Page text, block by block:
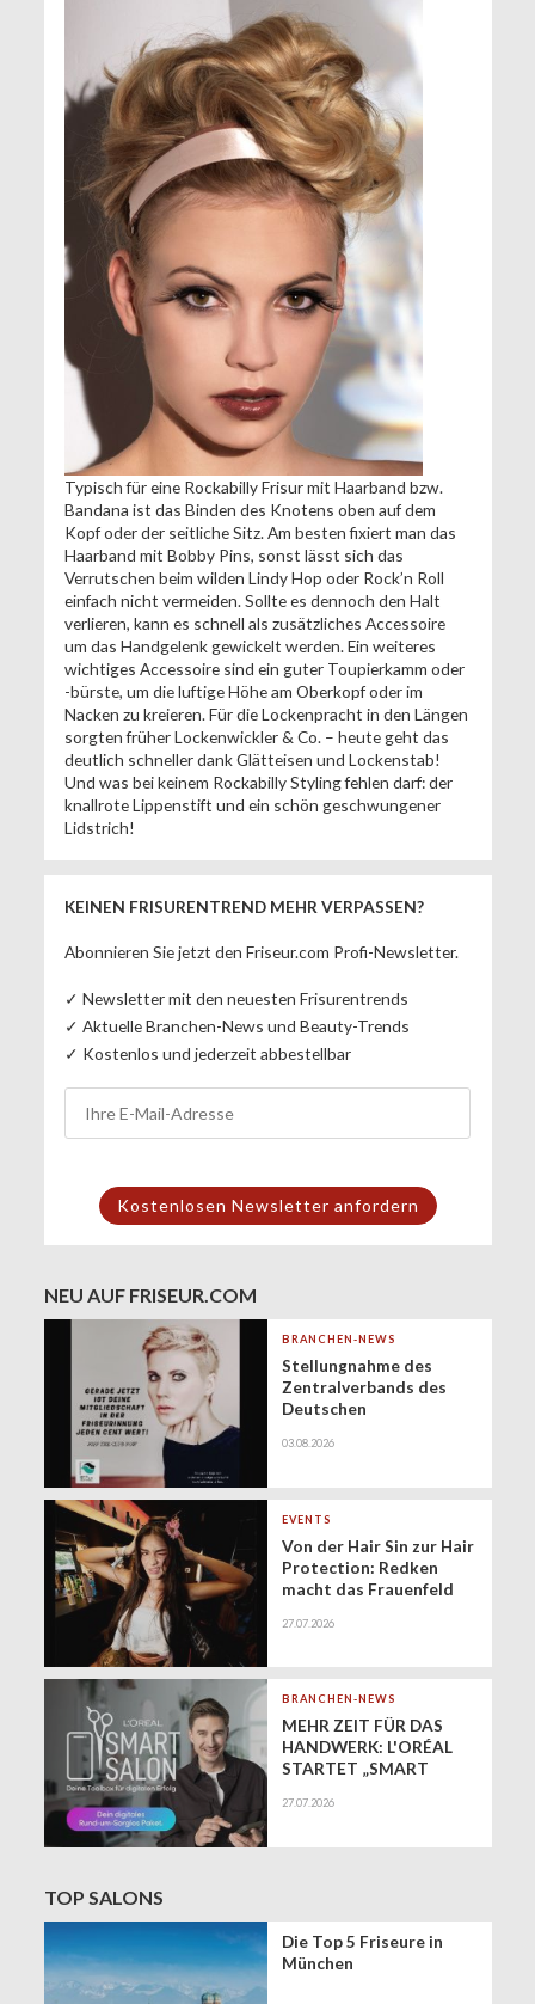
Typisch für eine Rockabilly Frisur mit Haarband bzw.
Bandana ist das Binden des Knotens oben auf dem
Kopf oder der seitliche Sitz. Am besten fixiert man das
Haarband mit Bobby Pins, sonst lässt sich das
Verrutschen beim wilden Lindy Hop oder Rock’n Roll
einfach nicht vermeiden. Sollte es dennoch den Halt
verlieren, kann es schnell als zusätzliches Accessoire
um das Handgelenk gewickelt werden. Ein weiteres
wichtiges Accessoire sind ein guter Toupierkamm oder
-bürste, um die luftige Höhe am Oberkopf oder im
Nacken zu kreieren. Für die Lockenpracht in den Längen
sorgten früher Lockenwickler & Co. – heute geht das
deutlich schneller dank Glätteisen und Lockenstab!
Und was bei keinem Rockabilly Styling fehlen darf: der
knallrote Lippenstift und ein schön geschwungener
Lidstrich!
KEINEN FRISURENTREND MEHR VERPASSEN?
Abonnieren Sie jetzt den Friseur.com Profi-Newsletter.
✓ Newsletter mit den neuesten Frisurentrends
✓ Aktuelle Branchen-News und Beauty-Trends
✓ Kostenlos und jederzeit abbestellbar
NEU AUF FRISEUR.COM
BRANCHEN-NEWS
Stellungnahme des
Zentralverbands des
Deutschen
Zukunft der
(Minijobs)
03.08.2026
EVENTS
Von der Hair Sin zur Hair
Protection: Redken
macht das Frauenfeld
gesundes Haar
27.07.2026
BRANCHEN-NEWS
MEHR ZEIT FÜR DAS
HANDWERK: L'ORÉAL
STARTET „SMART
EXKLUSIVEN BUSINESS-
27.07.2026
TOP SALONS
Die Top 5 Friseure in
München